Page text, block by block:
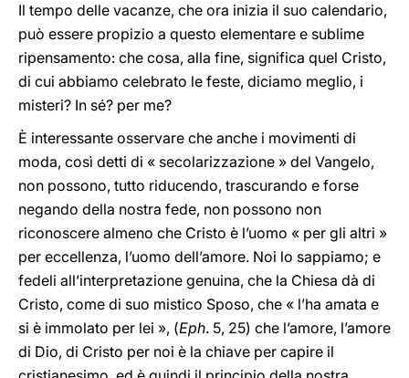
Il tempo delle vacanze, che ora inizia il suo calendario,
può essere propizio a questo elementare e sublime
ripensamento: che cosa, alla fine, significa quel Cristo,
di cui abbiamo celebrato le feste, diciamo meglio, i
misteri? In sé? per me?
È interessante osservare che anche i movimenti di
moda, così detti di « secolarizzazione » del Vangelo,
non possono, tutto riducendo, trascurando e forse
negando della nostra fede, non possono non
riconoscere almeno che Cristo è l’uomo « per gli altri »
per eccellenza, l’uomo dell’amore. Noi lo sappiamo; e
fedeli all’interpretazione genuina, che la Chiesa dà di
Cristo, come di suo mistico Sposo, che « l’ha amata e
si è immolato per lei », (Eph. 5, 25) che l’amore, l’amore
di Dio, di Cristo per noi è la chiave per capire il